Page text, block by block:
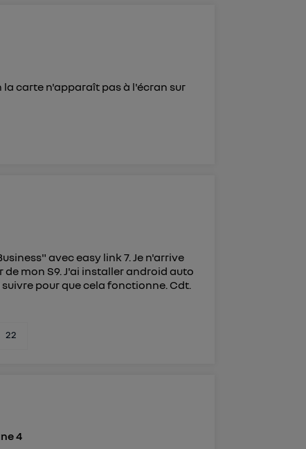
carte n'apparaît pas à l'écran sur
avec easy link 7. Je n'arrive
mon S9. J'ai installer android auto
pour que cela fonctionne. Cdt.
22
4